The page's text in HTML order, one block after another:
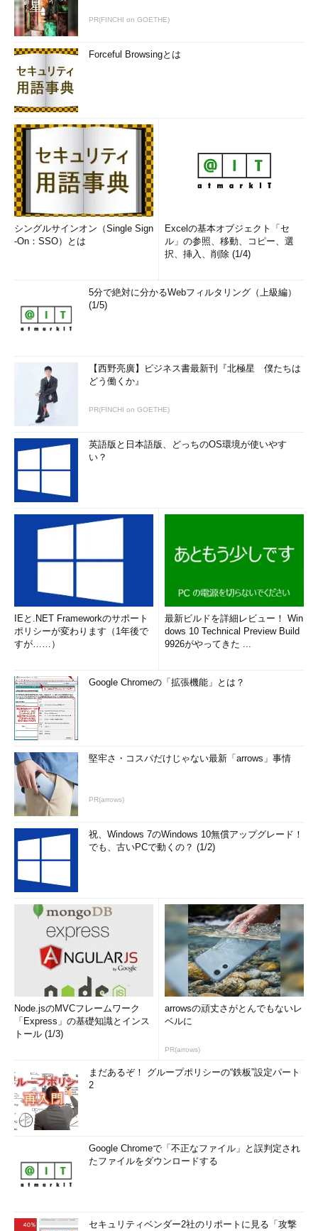
PR(FINCHI on GOETHE)
Forceful Browsingとは
シングルサインオン（Single Sign
-On：SSO）とは
Excelの基本オブジェクト「セ
ル」の参照、移動、コピー、選
択、挿入、削除 (1/4)
5分で絶対に分かるWebフィルタリング（上級編）
(1/5)
【西野亮廣】ビジネス書最新刊『北極星 僕たちは
どう働くか』
PR(FINCHI on GOETHE)
英語版と日本語版、どっちのOS環境が使いやす
い？
IEと.NET Frameworkのサポート
ポリシーが変わります（1年後で
すが……）
最新ビルドを詳細レビュー！ Win
dows 10 Technical Preview Build
9926がやってきた ...
Google Chromeの「拡張機能」とは？
堅牢さ・コスパだけじゃない最新「arrows」事情
PR(arrows)
祝、Windows 7のWindows 10無償アップグレード！
でも、古いPCで動くの？ (1/2)
Node.jsのMVCフレームワーク
「Express」の基礎知識とインス
トール (1/3)
arrowsの頑丈さがとんでもないレ
ベルに
PR(arrows)
まだあるぞ！ グループポリシーの“鉄板”設定パート
2
Google Chromeで「不正なファイル」と誤判定され
たファイルをダウンロードする
セキュリティベンダー2社のリポートに見る「攻撃